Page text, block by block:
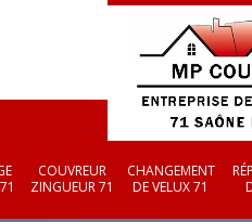
COUVREUR
ZINGUEUR 71
CHANGEMENT
DE VELUX 71